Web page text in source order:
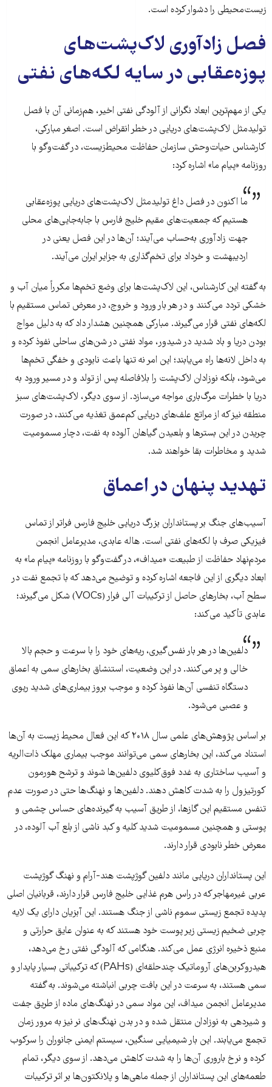
زیست‌محیطی را دشوار کرده است.
فصل زادآوری لاک‌پشت‌های
پوزه‌عقابی در سایه لکه‌های نفتی
یکی از مهم‌ترین ابعاد نگرانی از آلودگی نفتی اخیر، هم‌زمانی آن با فصل
تولیدمثل لاک‌پشت‌های دریایی در خطر انقراض است. اصغر مبارکی،
کارشناس حیات‌وحش سازمان حفاظت محیط‌زیست، در گفت‌وگو با
روزنامه «پیام ما» اشاره کرد:
ما اکنون در فصل داغ تولیدمثل لاک‌پشت‌های دریایی پوزه‌عقابی
هستیم که جمعیت‌های مقیم خلیج فارس با جابه‌جایی‌های محلی
جهت زادآوری به‌حساب می‌آیند؛ آن‌ها در این فصل یعنی در
اردیبهشت و خرداد برای تخم‌گذاری به جزایر ایران می‌آیند.
به گفته این کارشناس، این لاک‌پشت‌ها برای وضع تخم‌ها مکرراً میان آب و
خشکی تردد می‌کنند و در هر بار ورود و خروج، در معرض تماس مستقیم با
لکه‌های نفتی قرار می‌گیرند. مبارکی همچنین هشدار داد که به دلیل مواج
بودن دریا و باد شدید در شیدور، مواد نفتی در شن‌های ساحلی نفوذ کرده و
به داخل لانه‌ها راه می‌یابند؛ این امر نه تنها باعث نابودی و خفگی تخم‌ها
می‌شود، بلکه نوزادان لاک‌پشت را بلافاصله پس از تولد و در مسیر ورود به
دریا با خطرات مرگ‌باری مواجه می‌سازد. از سوی دیگر، لاک‌پشت‌های سبز
منطقه نیز که از مراتع علف‌های دریایی کم‌عمق تغذیه می‌کنند، در صورت
چریدن در این بسترها و بلعیدن گیاهان آلوده به نفت، دچار مسمومیت
شدید و مخاطرات بقا خواهند شد.
تهدید پنهان در اعماق
آسیب‌های جنگ بر پستانداران بزرگ دریایی خلیج فارس فراتر از تماس
فیزیکی صرف با لکه‌های نفتی است. هاله عابدی، مدیرعامل انجمن
مردم‌نهاد حفاظت از طبیعت «میداف»، در گفت‌وگو با روزنامه «پیام ما» به
ابعاد دیگری از این فاجعه اشاره کرده و توضیح می‌دهد که با تجمع نفت در
سطح آب، بخارهای حاصل از ترکیبات آلی فرار (VOCs) شکل می‌گیرند؛
عابدی تأکید می‌کند:
دلفین‌ها در هر بار نفس‌گیری، ریه‌های خود را با سرعت و حجم بالا
خالی و پر می‌کنند. در این وضعیت، استنشاق بخارهای سمی به اعماق
دستگاه تنفسی آن‌ها نفوذ کرده و موجب بروز بیماری‌های شدید ریوی
و عصبی می‌شود.
بر اساس پژوهش‌های علمی سال ۲۰۱۸ که این فعال محیط زیست به آن‌ها
استناد می‌کند، این بخارهای سمی می‌توانند موجب بیماری مهلک ذات‌الریه
و آسیب ساختاری به غدد فوق‌کلیوی دلفین‌ها شوند و ترشح هورمون
کورتیزول را به شدت کاهش دهند. دلفین‌ها و نهنگ‌ها حتی در صورت عدم
تنفس مستقیم این گازها، از طریق آسیب به گیرنده‌های حساس چشمی و
پوستی و همچنین مسمومیت شدید کلیه و کبد ناشی از بلع آب آلوده، در
معرض خطر نابودی قرار دارند.
این پستانداران دریایی مانند دلفین گوژپشت هند-آرام و نهنگ گوژپشت
عربی غیرمهاجر که در راس هرم غذایی خلیج فارس قرار دارند، قربانیان اصلی
پدیده تجمع زیستی سموم ناشی از جنگ هستند. این آبزیان دارای یک لایه
چربی ضخیم زیستی زیر پوست خود هستند که به عنوان عایق حرارتی و
منبع ذخیره انرژی عمل می‌کند. هنگامی که آلودگی نفتی رخ می‌دهد،
هیدروکربن‌های آروماتیک چندحلقه‌ای (PAHs) که ترکیباتی بسیار پایدار و
سمی هستند، به سرعت در این بافت چربی انباشته می‌شوند. به گفته
مدیرعامل انجمن میداف، این مواد سمی در نهنگ‌های ماده از طریق جفت
و شیردهی به نوزادان منتقل شده و در بدن نهنگ‌های نر نیز به مرور زمان
تجمع می‌یابند. این بار شیمیایی سنگین، سیستم ایمنی جانوران را سرکوب
کرده و نرخ باروری آن‌ها را به شدت کاهش می‌دهد. از سوی دیگر، تمام
طعمه‌های این پستانداران از جمله ماهی‌ها و پلانکتون‌ها بر اثر ترکیبات